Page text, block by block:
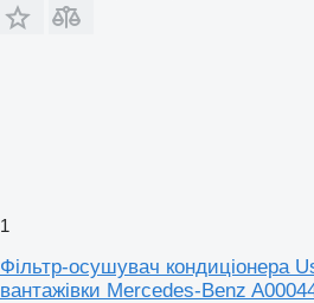
1
Фільтр-осушувач кондиціонера
вантажівки Mercedes-Benz